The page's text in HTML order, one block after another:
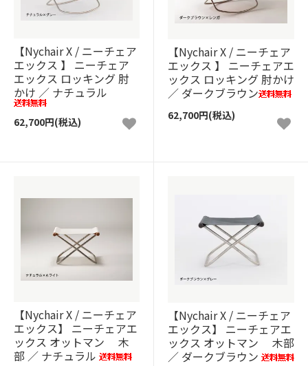
【Nychair X / ニーチェア
エックス 】 ニーチェア
エックス ロッキング 肘
かけ ／ ナチュラル
62,700円(税込)
【Nychair X / ニーチェア
エックス 】 ニーチェアエ
ックス ロッキング 肘かけ
／ ダークブラウン
62,700円(税込)
【Nychair X / ニーチェア
エックス】 ニーチェアエ
ックス オットマン 木
部 ／ ナチュラル
【Nychair X / ニーチェア
エックス】 ニーチェアエ
ックス オットマン 木部
／ ダークブラウン